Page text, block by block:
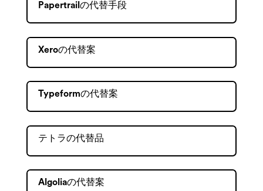
Papertrailの代替手段
Xeroの代替案
Typeformの代替案
テトラの代替品
Algoliaの代替案